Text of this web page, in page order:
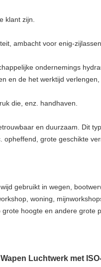
klant zijn.
ambacht voor enig-
ondernemings
en de het werktijd verlengen,
die, enz. handhaven.
en duurzaam. Dit
grote geschikte
gebruikt in wegen,
woning,
hoogte en andere grote